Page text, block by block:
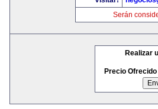
Serán
Realizar
Precio Ofrecido